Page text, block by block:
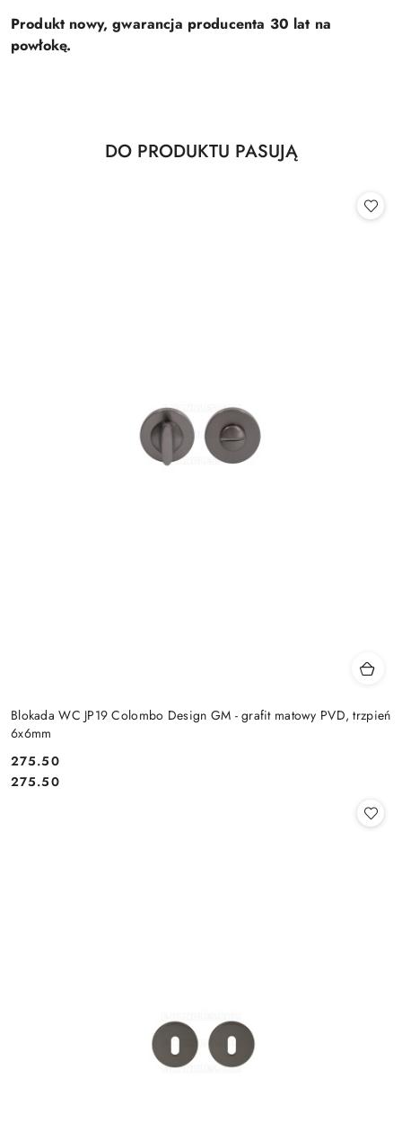
Produkt nowy, gwarancja producenta 30 lat na
powłokę.
Pomiń karuzelę produktów
Produkty
DO PRODUKTU PASUJĄ
Blokada WC JP19 Colombo Design GM - grafit matowy PVD, trzpień
6x6mm
Cena:
275.50
Cena:
275.50